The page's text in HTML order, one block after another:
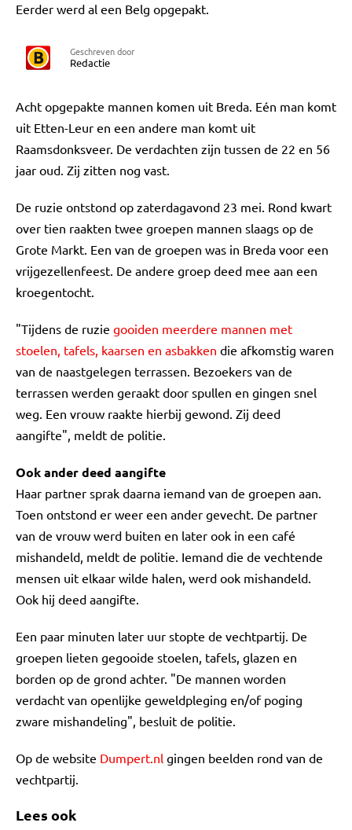
Eerder werd al een Belg opgepakt.
Geschreven door
Redactie
Acht opgepakte mannen komen uit Breda. Eén man komt
uit Etten-Leur en een andere man komt uit
Raamsdonksveer. De verdachten zijn tussen de 22 en 56
jaar oud. Zij zitten nog vast.
De ruzie ontstond op zaterdagavond 23 mei. Rond kwart
over tien raakten twee groepen mannen slaags op de
Grote Markt. Een van de groepen was in Breda voor een
vrijgezellenfeest. De andere groep deed mee aan een
kroegentocht.
"Tijdens de ruzie gooiden meerdere mannen met
stoelen, tafels, kaarsen en asbakken die afkomstig waren
van de naastgelegen terrassen. Bezoekers van de
terrassen werden geraakt door spullen en gingen snel
weg. Een vrouw raakte hierbij gewond. Zij deed
aangifte", meldt de politie.
Ook ander deed aangifte
Haar partner sprak daarna iemand van de groepen aan.
Toen ontstond er weer een ander gevecht. De partner
van de vrouw werd buiten en later ook in een café
mishandeld, meldt de politie. Iemand die de vechtende
mensen uit elkaar wilde halen, werd ook mishandeld.
Ook hij deed aangifte.
Een paar minuten later uur stopte de vechtpartij. De
groepen lieten gegooide stoelen, tafels, glazen en
borden op de grond achter. "De mannen worden
verdacht van openlijke geweldpleging en/of poging
zware mishandeling", besluit de politie.
Op de website Dumpert.nl gingen beelden rond van de
vechtpartij.
Lees ook